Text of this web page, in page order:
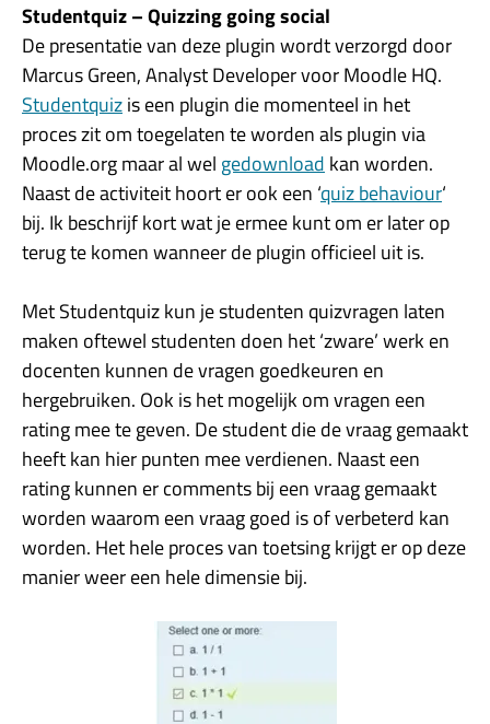
Studentquiz – Quizzing going social
De presentatie van deze plugin wordt verzorgd door
Marcus Green, Analyst Developer voor Moodle HQ.
Studentquizis een plugin die momenteel in het
proces zit om toegelaten te worden als plugin via
Moodle.org maar al wel gedownload kan worden.
Naast de activiteit hoort er ook een ‘quiz behaviour‘
bij. Ik beschrijf kort wat je ermee kunt om er later op
terug te komen wanneer de plugin officieel uit is.
Met Studentquiz kun je studenten quizvragen laten
maken oftewel studenten doen het ‘zware’ werk en
docenten kunnen de vragen goedkeuren en
hergebruiken. Ook is het mogelijk om vragen een
rating mee te geven. De student die de vraag gemaakt
heeft kan hier punten mee verdienen. Naast een
rating kunnen er comments bij een vraag gemaakt
worden waarom een vraag goed is of verbeterd kan
worden. Het hele proces van toetsing krijgt er op deze
manier weer een hele dimensie bij.